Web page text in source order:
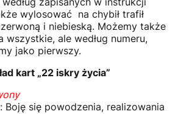
wylosować na chybił trafił
i niebieską. Możemy także
wszystkie, ale według numeru,
jako pierwszy.
kart „22 iskry życia”
Boję się powodzenia, realizowania